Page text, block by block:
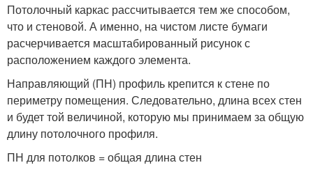
Потолочный каркас рассчитывается тем же способом,
что и стеновой. А именно, на чистом листе бумаги
расчерчивается масштабированный рисунок с
расположением каждого элемента.
Направляющий (ПН) профиль крепится к стене по
периметру помещения. Следовательно, длина всех стен
и будет той величиной, которую мы принимаем за общую
длину потолочного профиля.
ПН для потолков = общая длина стен